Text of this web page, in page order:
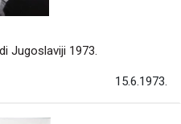
Jugoslaviji 1973.
15.6.1973.